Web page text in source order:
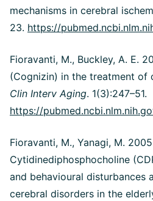
mechanisms in cerebral
23. https://
Fioravanti, M., Buckley, A. E.
(Cognizin) in the treatment of
Clin Interv Aging. 1(3):247–51.
https://
Fioravanti, M., Yanagi, M.
Cytidinediphosphocholine
and behavioural disturbances
cerebral disorders in the